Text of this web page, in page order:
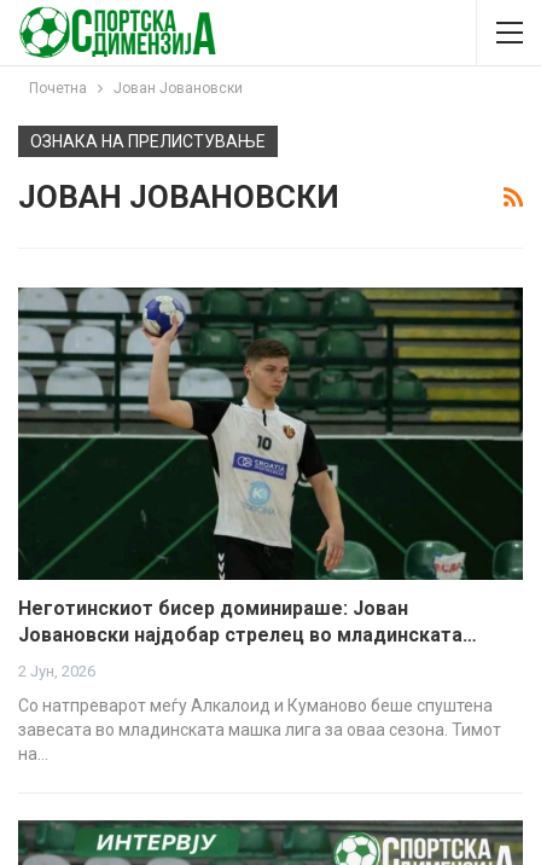
Почетна Јован Јовановски
ОЗНАКА НА ПРЕЛИСТУВАЊЕ
ЈОВАН ЈОВАНОВСКИ
Неготинскиот бисер доминираше: Јован
Јовановски најдобар стрелец во младинската…
2 Јун, 2026
Со натпреварот меѓу Алкалоид и Куманово беше спуштена
завесата во младинската машка лига за оваа сезона. Тимот
на…